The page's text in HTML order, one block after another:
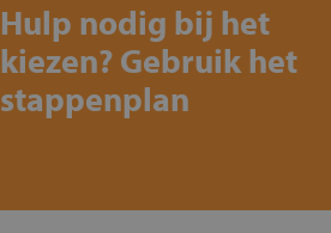
Hulp nodig bij het
kiezen? Gebruik het
stappenplan